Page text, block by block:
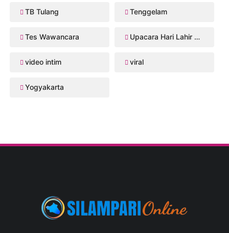
TB Tulang Tenggelam
Tes Wawancara Upacara Hari Lahir Pancasila
video intim viral
Yogyakarta